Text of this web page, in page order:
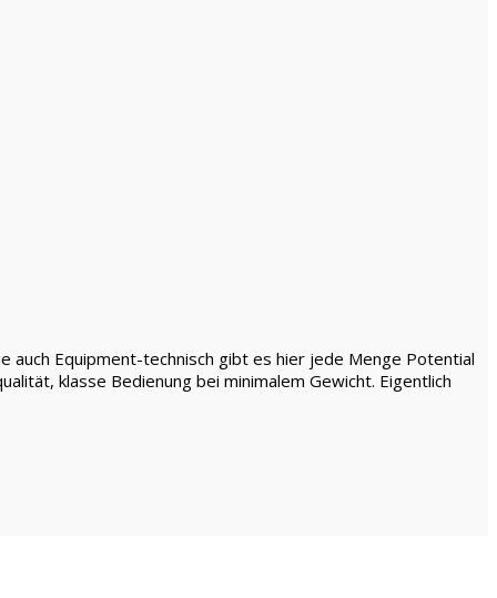
auch Equipment-technisch gibt es hier jede Menge Potential
klasse Bedienung bei minimalem Gewicht. Eigentlich